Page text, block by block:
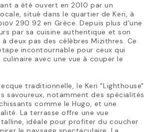
a été ouvert en 2010 par un
situé dans le quartier de Keri, à
290 92 en Grèce. Depuis plus d'une
par sa cuisine authentique et son
deux pas des célèbres Mizithres. Ce
incontournable pour ceux qui
avec une vue à couper le
traditionnelle, le Keri "Lighthouse"
savoureux, notamment des spécialités
comme le Hugo, et une
La terrasse offre une vue
idéale pour profiter du coucher